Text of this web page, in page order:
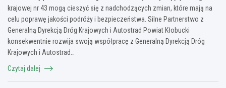
krajowej nr 43 mogą cieszyć się z nadchodzących zmian, które mają na
celu poprawę jakości podróży i bezpieczeństwa. Silne Partnerstwo z
Generalną Dyrekcją Dróg Krajowych i Autostrad Powiat Kłobucki
konsekwentnie rozwija swoją współpracę z Generalną Dyrekcją Dróg
Krajowych i Autostrad…
Czytaj dalej